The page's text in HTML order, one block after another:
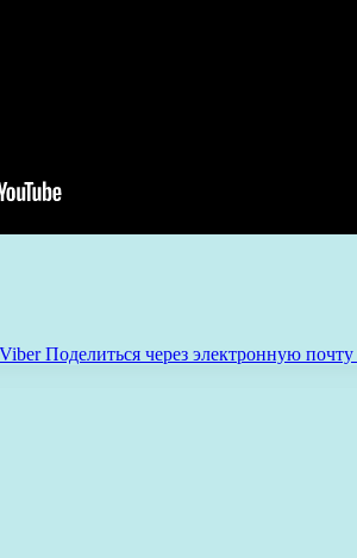
Viber Поделиться через электронную почту